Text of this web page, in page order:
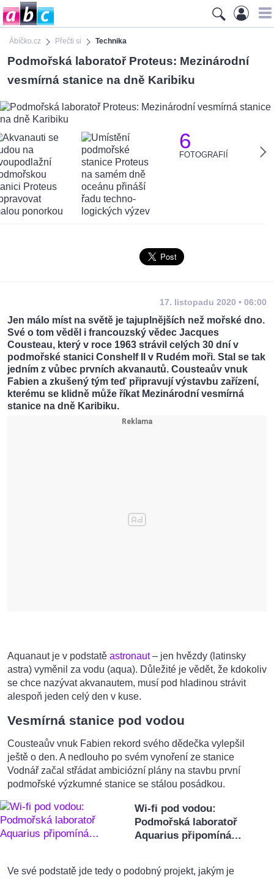
Ábíčko.cz Přečti si Technika
Podmořská laboratoř Proteus: Mezinárodní
vesmírná stanice na dně Karibiku
6
FOTOGRAFIÍ
17. listopadu 2020 • 06:00
Jen málo míst na světě je tajuplnějších než mořské dno.
Své o tom věděl i francouzský vědec Jacques
Cousteau, který v roce 1963 strávil celých 30 dní v
podmořské stanici Conshelf II v Rudém moři. Stal se tak
jedním z vůbec prvních akvanautů. Cousteaův vnuk
Fabien a zkušený tým teď připravují výstavbu zařízení,
kterému se klidně může říkat Mezinárodní vesmírná
stanice na dně Karibiku.
Aquanaut je v podstatě astronaut– jen hvězdy (latinsky
astra) vyměnil za vodu (aqua). Důležité je vědět, že kdokoliv
se chce nazývat akvanautem, musí pod hladinou strávit
alespoň jeden celý den v kuse.
Vesmírná stanice pod vodou
Cousteaův vnuk Fabien rekord svého dědečka vylepšil
ještě o den. A nedlouho po svém vynoření ze stanice
Vodnář začal střádat ambiciózní plány na stavbu první
podmořské výzkumné stanice se stálou posádkou.
Wi-fi pod vodou:
Podmořská laboratoř
Aquarius připomíná…
Ve své podstatě jde tedy o podobný projekt, jakým je